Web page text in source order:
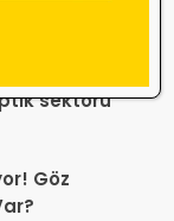
sektörü
Göz